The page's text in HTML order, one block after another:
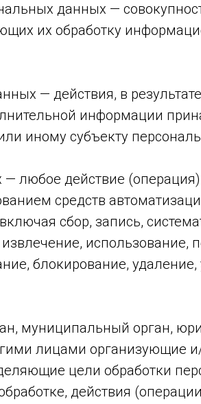
данных —
их обработку
— действия, в
информации
иному субъекту
любое действие
средств
сбор, запись,
использование,
блокирование,
муниципальный орган,
лицами организующие
цели обработки
действия